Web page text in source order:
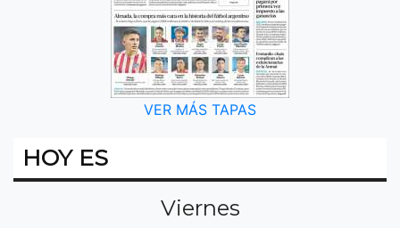
VER MÁS TAPAS
HOY ES
Viernes